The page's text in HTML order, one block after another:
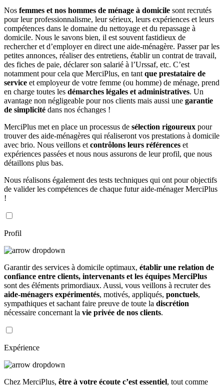
Nos femmes et nos hommes de ménage à domicile sont recrutés
pour leur professionnalisme, leur sérieux, leurs expériences et leurs
compétences dans le domaine du nettoyage et du repassage à
domicile. Nous le savons bien, il est souvent fastidieux de
rechercher et d’employer en direct une aide-ménagère. Passer par les
petites annonces, réaliser des entretiens, établir un contrat de travail,
des fiches de paie, déclarer son salarié à l’Urssaf, etc. C’est
notamment pour cela que MerciPlus, en tant que prestataire de
service et employeur de votre femme (ou homme) de ménage, prend
en charge toutes les démarches légales et administratives. Un
avantage non négligeable pour nos clients mais aussi une garantie
de simplicité dans nos échanges !
MerciPlus met en place un processus de sélection rigoureux pour
trouver des aide-ménagères qui réaliseront vos prestations à domicile
avec brio. Nous veillons et contrôlons leurs références et
expériences passées et nous nous assurons de leur profil, que nous
détaillons plus bas.
Nous réalisons également des tests techniques qui ont pour objectifs
de valider les compétences de chaque futur aide-ménager MerciPlus
!
Profil
Garantir des services à domicile optimaux, établir une relation de
confiance entre clients, intervenants et les équipes MerciPlus
sont des éléments primordiaux. Aussi, vous veillons à recruter des
aide-ménagers expérimentés, motivés, appliqués, ponctuels,
sympathiques et sachant faire preuve de toute la discrétion
nécessaire concernant la vie privée de nos clients.
Expérience
Chez MerciPlus, être à votre écoute c’est essentiel, tout comme